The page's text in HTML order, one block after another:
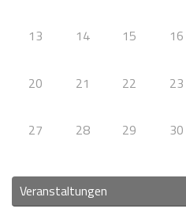
13 14 15 16
20 21 22 23
27 28 29 30
Veranstaltungen